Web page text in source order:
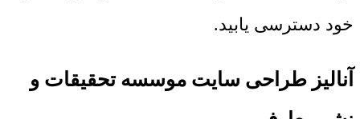
خود دسترسی یابید.
آنالیز طراحی سایت موسسه تحقیقات و